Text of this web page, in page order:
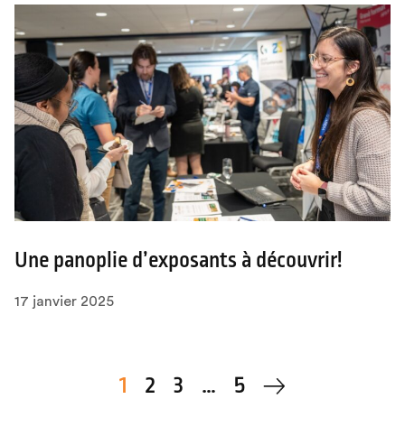
Une panoplie d’exposants à découvrir!
17 janvier 2025
1 2 3 … 5